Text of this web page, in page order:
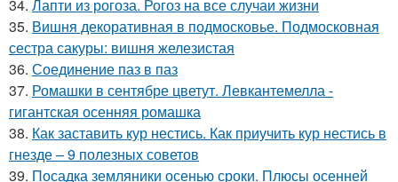
34. Лапти из рогоза. Рогоз на все случаи жизни
35. Вишня декоративная в подмосковье. Подмосковная
сестра сакуры: вишня железистая
36. Соединение паз в паз
37. Ромашки в сентябре цветут. Левкантемелла -
гигантская осенняя ромашка
38. Как заставить кур нестись. Как приучить кур нестись в
гнезде – 9 полезных советов
39. Посадка земляники осенью сроки. Плюсы осенней